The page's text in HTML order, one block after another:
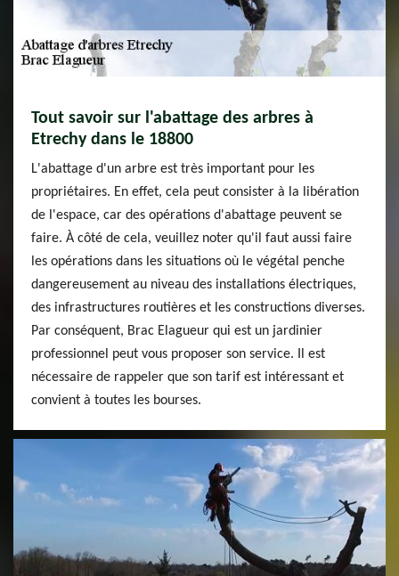
Tout savoir sur l'abattage des arbres à
Etrechy dans le 18800
L'abattage d'un arbre est très important pour les
propriétaires. En effet, cela peut consister à la libération
de l'espace, car des opérations d'abattage peuvent se
faire. À côté de cela, veuillez noter qu'il faut aussi faire
les opérations dans les situations où le végétal penche
dangereusement au niveau des installations électriques,
des infrastructures routières et les constructions diverses.
Par conséquent, Brac Elagueur qui est un jardinier
professionnel peut vous proposer son service. Il est
nécessaire de rappeler que son tarif est intéressant et
convient à toutes les bourses.